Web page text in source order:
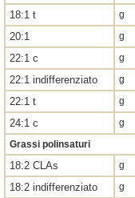
18:1 t g
20:1 g
22:1 c g
22:1 indifferenziato g
22:1 t g
24:1 c g
Grassi polinsaturi
18:2 CLAs g
18:2 indifferenziato g